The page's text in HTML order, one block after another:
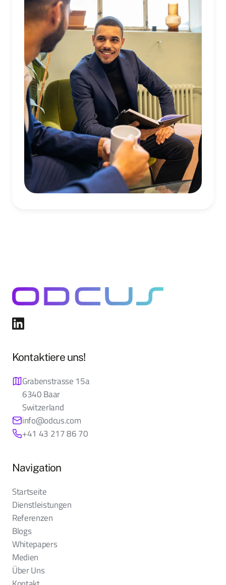
Kontaktiere uns!
Grabenstrasse 15a
6340 Baar
Switzerland
info@odcus.com
+41 43 217 86 70
Navigation
Startseite
Dienstleistungen
Referenzen
Blogs
Whitepapers
Medien
Über Uns